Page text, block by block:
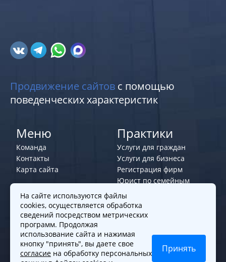
Продвижение сайтов с помощью
поведенческих характеристик
Меню
Команда
Контакты
Карта сайта
Практики
Услуги для граждан
Услуги для бизнеса
Регистрация фирм
Юрист по семейным
Политики и правила
Политика обработки персональных
данных
Согласие на обработку cookies
На сайте используются файлы
cookies, осуществляется обработка
сведений посредством метрических
программ. Продолжая
использование сайта и нажимая
кнопку "принять", вы даете свое
согласие на обработку персональных
Принять